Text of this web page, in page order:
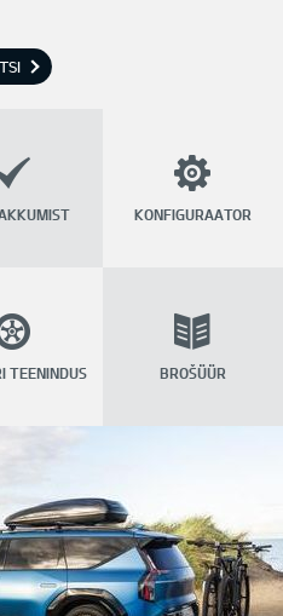
KONFIGURAATOR
TEENINDUS BROŠÜÜR